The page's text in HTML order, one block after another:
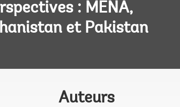
: MENA,
et Pakistan
Auteurs